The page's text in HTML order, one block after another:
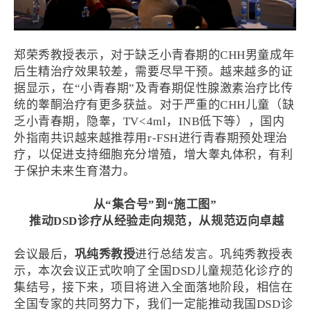
郑荣秀教授表示，对于缺乏小青春期的CHH男童成年
后生精治疗效果较差，需要尽早干预。越来越多的证
据显示，在“小青春期”及青春期促性腺激素治疗比传
统的睾酮治疗有更多获益。对于严重的CHH儿童（缺
乏小青春期，隐睾，TV<4ml，INB低下等），国内
外指南共识越来越推荐用r-FSH进行青春期预处理治
疗，以促进支持细胞充分增殖，增大睾丸体积，有利
于保护未来生育潜力。
从“集合号”到“施工图”
推动DSD诊疗从经验走向规范，从规范迈向卓越
会议最后， 巩纯秀教授进行总结发言。巩纯秀教授表
示，本次会议正式吹响了全国DSD儿童规范化诊疗的
集结号，接下来，项目将进入全面落地阶段，相信在
全国专家的共同努力下，我们一定能推动我国DSD诊